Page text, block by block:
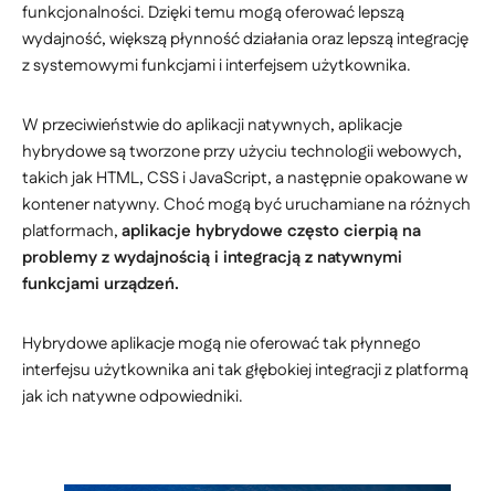
funkcjonalności. Dzięki temu mogą oferować lepszą
wydajność, większą płynność działania oraz lepszą integrację
z systemowymi funkcjami i interfejsem użytkownika.
W przeciwieństwie do aplikacji natywnych, aplikacje
hybrydowe są tworzone przy użyciu technologii webowych,
takich jak HTML, CSS i JavaScript, a następnie opakowane w
kontener natywny. Choć mogą być uruchamiane na różnych
platformach,aplikacje hybrydowe często cierpią na
problemy z wydajnością i integracją z natywnymi
funkcjami urządzeń.
Hybrydowe aplikacje mogą nie oferować tak płynnego
interfejsu użytkownika ani tak głębokiej integracji z platformą
jak ich natywne odpowiedniki.